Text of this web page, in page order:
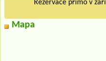
Rezervace přímo v
Mapa